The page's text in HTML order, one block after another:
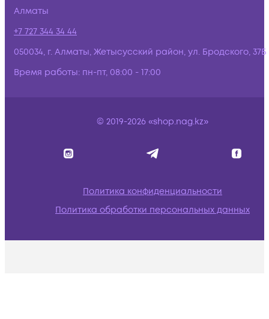
Алматы
+7 727 344 34 44
050034, г. Алматы, Жетысусский район, ул. Бродского, 37Б
Время работы: пн-пт, 08:00 - 17:00
© 2019-2026 «shop.nag.kz»
Политика конфиденциальности
Политика обработки персональных данных